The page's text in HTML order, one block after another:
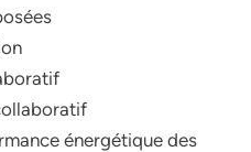
énergétique des